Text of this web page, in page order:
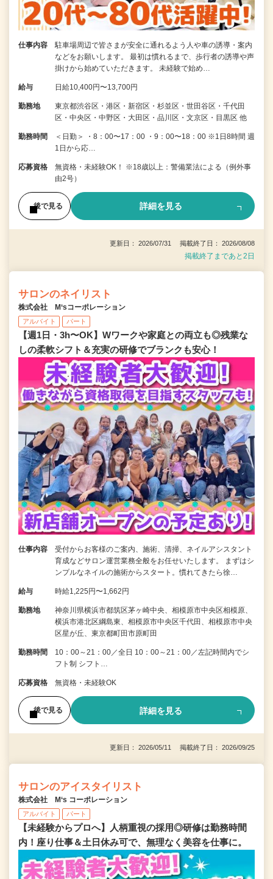
仕事内容
駐車場周辺で皆さまが安全に通れるよう人や車の誘導・案内
などをお願いします。 最初は慣れるまで、歩行者の誘導や声
掛けから始めていただきます。 未経験で始め…
給与 日給10,400円〜13,700円
勤務地
東京都渋谷区・港区・新宿区・杉並区・世田谷区・千代田
区・中央区・中野区・大田区・品川区・文京区・目黒区 他
勤務時間
＜日勤＞ ・8：00〜17：00 ・9：00〜18：00 ※1日8時間 週
1日から応…
応募資格
無資格・未経験OK！ ※18歳以上：警備業法による（例外事
由2号）
後で見る 詳細を見る
更新日： 2026/07/31 掲載終了日： 2026/08/08
掲載終了まであと2日
サロンのネイリスト
株式会社 M‘sコーポレーション
アルバイト パート
【週1日・3h〜OK】Wワークや家庭との両立も◎残業な
しの柔軟シフト＆充実の研修でブランクも安心！
仕事内容
受付からお客様のご案内、施術、清掃、ネイルアシスタント
育成などサロン運営業務全般をお任せいたします。 まずはシ
ンプルなネイルの施術からスタート。慣れてきたら徐…
給与 時給1,225円〜1,662円
勤務地
神奈川県横浜市都筑区茅ヶ崎中央、相模原市中央区相模原、
横浜市港北区綱島東、相模原市中央区千代田、相模原市中央
区星が丘、東京都町田市原町田
勤務時間
10：00～21：00／全日 10：00～21：00／左記時間内でシ
フト制 シフト…
応募資格 無資格・未経験OK
後で見る 詳細を見る
更新日： 2026/05/11 掲載終了日： 2026/09/25
サロンのアイスタイリスト
株式会社 M‘s コーポレーション
アルバイト パート
【未経験からプロへ】人柄重視の採用◎研修は勤務時間
内！座り仕事＆土日休み可で、無理なく美容を仕事に。